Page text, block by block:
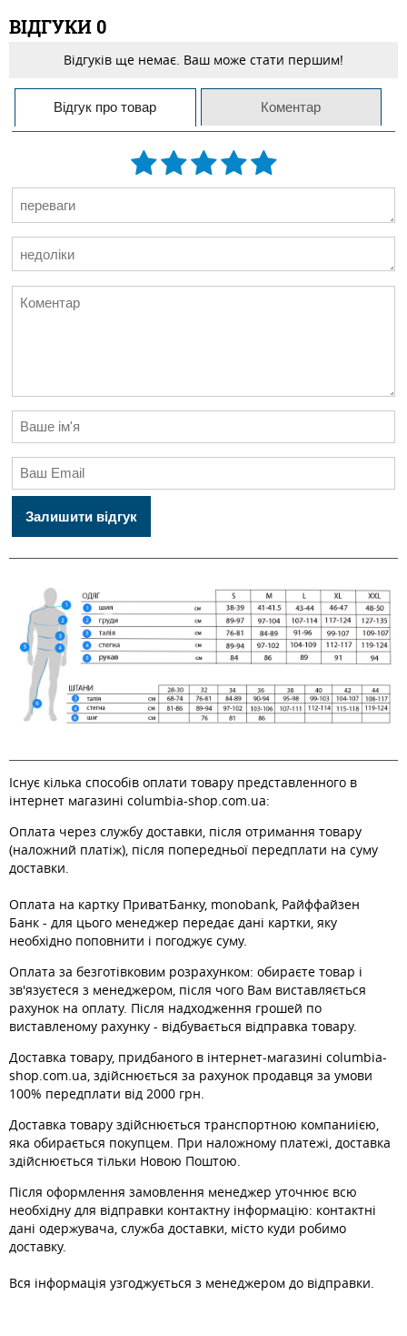
ВІДГУКИ 0
Відгуків ще немає. Ваш може стати першим!
Відгук про товар Коментар
Залишити відгук
Існує кілька способів оплати товару представленного в
інтернет магазині columbia-shop.com.ua:
Оплата через службу доставки, після отримання товару
(наложний платіж), після попередньої передплати на суму
доставки.
Оплата на картку ПриватБанку, monobank, Райффайзен
Банк - для цього менеджер передає дані картки, яку
необхідно поповнити і погоджує суму.
Оплата за безготівковим розрахунком: обираєте товар і
зв'язуєтеся з менеджером, після чого Вам виставляється
рахунок на оплату. Після надходження грошей по
виставленому рахунку - відбувається відправка товару.
Доставка товару, придбаного в інтернет-магазині columbia-
shop.com.ua, здійснюється за рахунок продавця за умови
100% передплати від 2000 грн.
Доставка товару здійснюється транспортною компаниією,
яка обирається покупцем. При наложному платежі, доставка
здійснюється тільки Новою Поштою.
Після оформлення замовлення менеджер уточнює всю
необхідну для відправки контактну інформацію: контактні
дані одержувача, служба доставки, місто куди робимо
доставку.
Вся інформація узгоджується з менеджером до відправки.